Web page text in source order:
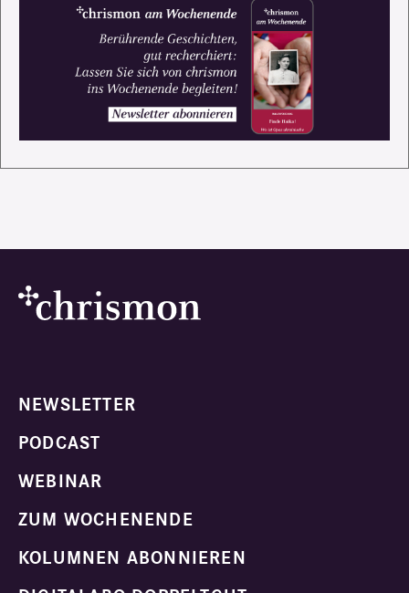
NEWSLETTER
PODCAST
WEBINAR
ZUM WOCHENENDE
KOLUMNEN ABONNIEREN